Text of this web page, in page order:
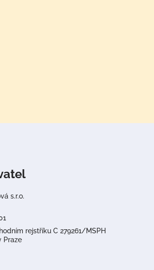
s.r.o.
rejstříku C 279261/MSPH
Praze